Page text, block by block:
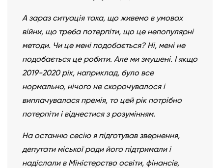
А зараз ситуація така, що живемо в умовах
війни, що треба потерпіти, що це непопулярні
методи. Чи це мені подобається? Ні, мені не
подобається це робити. Але ми змушені. І якщо
2019-2020 рік, наприклад, було все
нормально, нічого не скорочувалося і
виплачувалася премія, то цей рік потрібно
потерпіти і віднестися з розумінням.
На останню сесію я підготував звернення,
депутати міської ради його підтримали і
надіслали в Міністерство освіти, фінансів,